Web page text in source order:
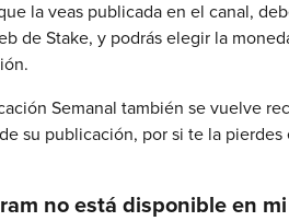
la veas publicada en el canal,
de Stake, y podrás elegir la
Semanal también se vuelve
su publicación, por si te la pierdes
no está disponible en